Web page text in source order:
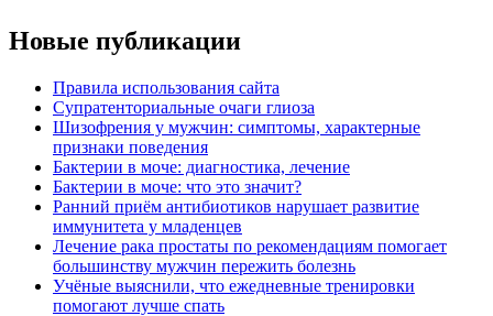
Новые публикации
Правила использования сайта
Супратенториальные очаги глиоза
Шизофрения у мужчин: симптомы, характерные
признаки поведения
Бактерии в моче: диагностика, лечение
Бактерии в моче: что это значит?
Ранний приём антибиотиков нарушает развитие
иммунитета у младенцев
Лечение рака простаты по рекомендациям помогает
большинству мужчин пережить болезнь
Учёные выяснили, что ежедневные тренировки
помогают лучше спать